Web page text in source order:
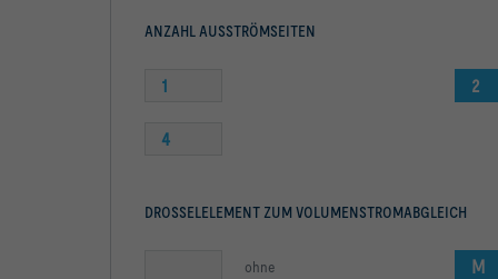
ANZAHL AUSSTRÖMSEITEN
1 2
4
DROSSELELEMENT ZUM VOLUMENSTROMABGLEICH
ohne M